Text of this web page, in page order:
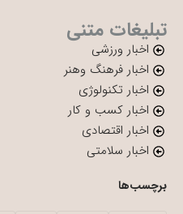
تبلیغات متنی
اخبار ورزشی
اخبار فرهنگ وهنر
اخبار تکنولوژی
اخبار کسب و کار
اخبار اقتصادی
اخبار سلامتی
برچسب‌ها